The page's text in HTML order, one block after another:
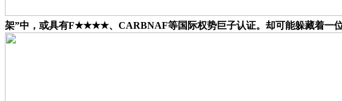
架”中，或具有F★★★★、CARBNAF等国际权势巨子认证。却可能躲藏着一